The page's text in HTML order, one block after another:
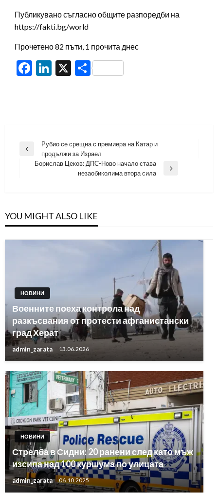
Публикувано съгласно общите разпоредби на
https://fakti.bg/world
Прочетено 82 пъти, 1 прочита днес
Facebook
LinkedIn
X Share
Навигация
Previous
Рубио се срещна с премиера на Катар и
продължи за Израел
Борислав Цеков: ДПС-Ново начало става
незаобиколима втора сила
YOU MIGHT ALSO LIKE
НОВИНИ
Военните поеха контрола над
разкъсвания от протести афганистански
град Херат
admin_zarata 13.06.2026
НОВИНИ
Стрелба в Сидни: 20 ранени след като мъж
изсипа над 100 куршума по улицата
admin_zarata 06.10.2025